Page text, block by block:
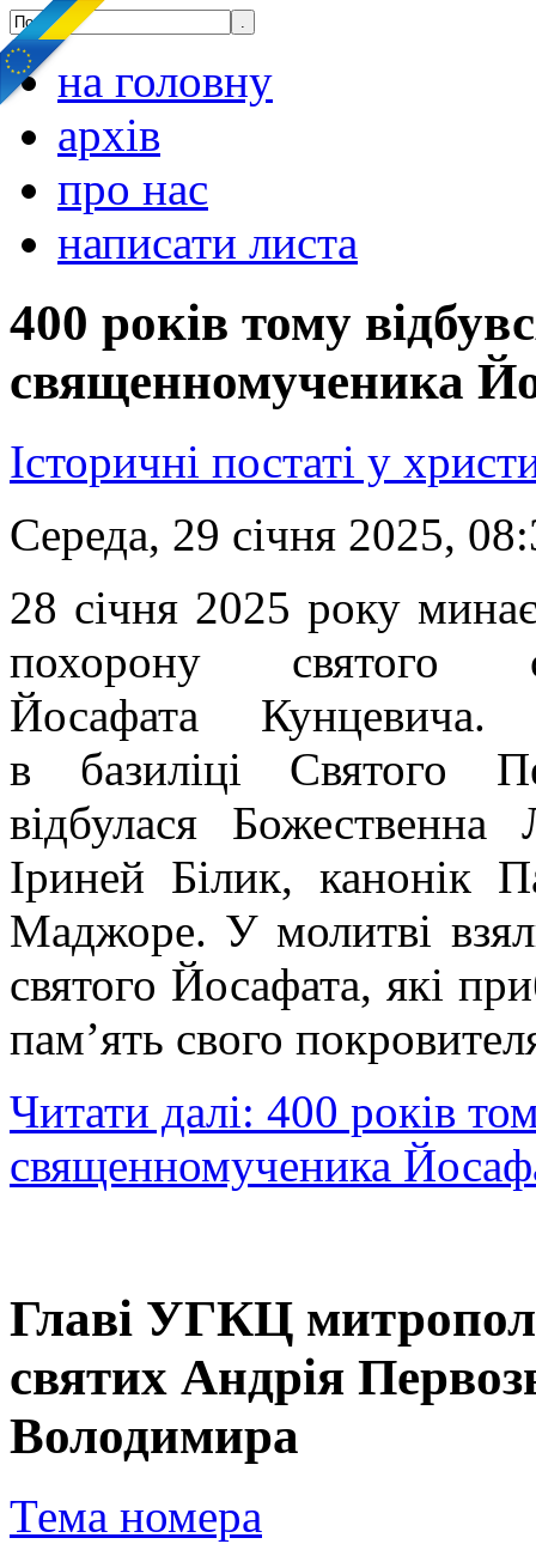
на головну
архів
про нас
написати листа
400 років тому
священномученика
Історичні постаті у
Середа, 29 січня 2025,
28 січня 2025 року
похорону святого
Йосафата
в базиліці Святого
відбулася Божественна
Іриней Білик, канонік
Маджоре. У молитві
святого Йосафата, які
пам’ять свого
Читати далі: 400 років
священномученика
Главі УГКЦ
святих Андрія
Володимира
Тема номера